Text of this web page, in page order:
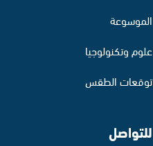
الموسوعة
علوم وتكنولوجيا
توقعات الطقس
للتواصل